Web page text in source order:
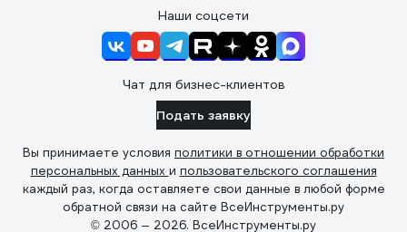
Наши соцсети
Чат для бизнес-клиентов
Подать заявку
Вы принимаете условия политики в отношении обработки
персональных данных и пользовательского соглашения
каждый раз, когда оставляете свои данные в любой форме
обратной связи на сайте ВсеИнструменты.ру
© 2006 — 2026. ВсеИнструменты.ру